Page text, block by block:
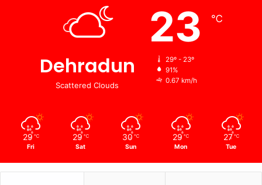
Dehradun
Scattered Clouds
23 ℃
29º - 23º
91%
0.67 km/h
29 ℃
Fri
29 ℃
Sat
30 ℃
Sun
29 ℃
Mon
27 ℃
Tue